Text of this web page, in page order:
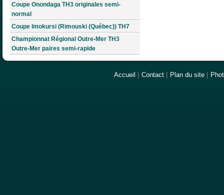
Coupe Onondaga TH3 originales semi-
normal
Coupe Imokursi (Rimouski (Québec)) TH7
Championnat Régional Outre-Mer TH3
Outre-Mer paires semi-rapide
Accueil Contact Plan du site